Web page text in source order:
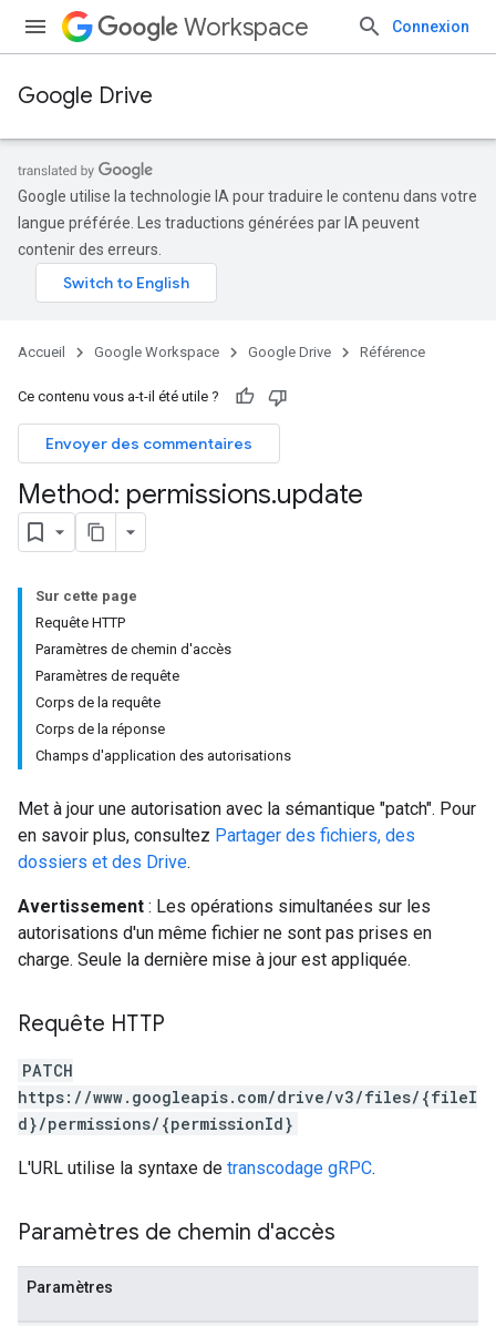
Workspace Connexion
Google Drive
Google utilise la technologie IA pour traduire le contenu dans votre
langue préférée. Les traductions générées par IA peuvent
contenir des erreurs.
Accueil Google Workspace Google Drive Référence
Ce contenu vous a-t-il été utile ?
Envoyer des commentaires
Method: permissions.update
Sur cette page
Requête HTTP
Paramètres de chemin d'accès
Paramètres de requête
Corps de la requête
Corps de la réponse
Champs d'application des autorisations
Met à jour une autorisation avec la sémantique "patch". Pour
en savoir plus, consultez Partager des fichiers, des
dossiers et des Drive.
Avertissement : Les opérations simultanées sur les
autorisations d'un même fichier ne sont pas prises en
charge. Seule la dernière mise à jour est appliquée.
Requête HTTP
PATCH
https://www.googleapis.com/drive/v3/files/{fileI
d}/permissions/{permissionId}
L'URL utilise la syntaxe de transcodage gRPC.
Paramètres de chemin d'accès
Paramètres